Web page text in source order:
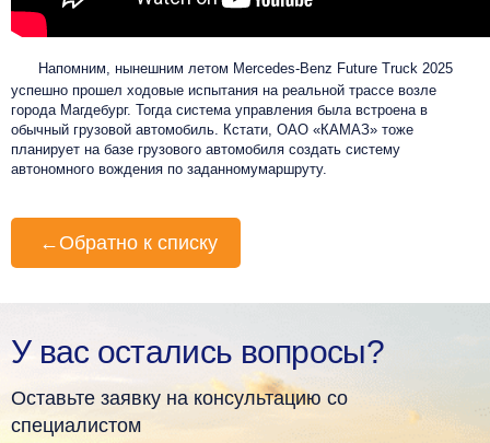
Напомним, нынешним летом Mercedes-Benz Future Truck 2025
успешно прошел ходовые испытания на реальной трассе возле
города Магдебург. Тогда система управления была встроена в
обычный грузовой автомобиль. Кстати, ОАО «КАМАЗ» тоже
планирует на базе грузового автомобиля создать систему
автономного вождения по заданномумаршруту.
← Обратно к списку
У вас остались вопросы?
Оставьте заявку на консультацию со
специалистом